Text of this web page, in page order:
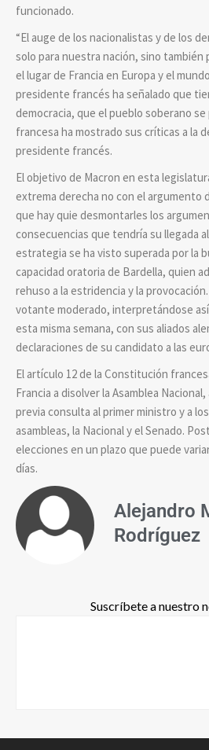
funcionado.
“El auge de los nacionalistas y de los
solo para nuestra nación, sino también
el lugar de Francia en Europa y el
presidente francés ha señalado que
democracia, que el pueblo soberano se
francesa ha mostrado sus críticas a la
presidente francés.
El objetivo de Macron en esta
extrema derecha no con el argumento
que hay quie desmontarles los
consecuencias que tendría su llegada
estrategia se ha visto superada por la
capacidad oratoria de Bardella, quien
rehuso a la estridencia y la
votante moderado, interpretándose
esta misma semana, con sus aliados
declaraciones de su candidato a las
El artículo 12 de la Constitución
Francia a disolver la Asamblea
previa consulta al primer ministro y a
asambleas, la Nacional y el Senado.
elecciones en un plazo que puede
días.
Alejandro
Rodríguez
Suscríbete a nuestro